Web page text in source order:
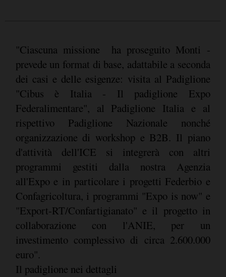
"Ciascuna missione  ha proseguito Monti -
prevede un format di base, adattabile a seconda
dei casi e delle esigenze: visita al Padiglione
"Cibus è Italia - Il padiglione Expo
Federalimentare", al Padiglione Italia e al
rispettivo Padiglione Nazionale nonché
organizzazione di workshop e B2B. Il piano
d'attività dell'ICE si integrerà con altri
programmi gestiti dalla nostra Agenzia
all'Expo e in particolare i progetti Federbio e
Confagricoltura, i programmi "Expo is now" e
"Export-RT/Confartigianato" e il progetto in
collaborazione con l'ANIE, per un
investimento complessivo di circa 2.600.000
euro".
Il padiglione nei dettagli